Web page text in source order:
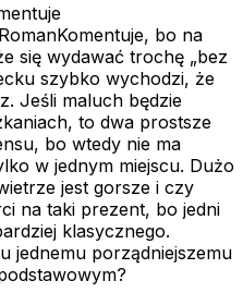
bo na
się wydawać trochę „bez
szybko wychodzi, że
Jeśli maluch będzie
to dwa prostsze
bo wtedy nie ma
w jednym miejscu. Dużo
jest gorsze i czy
na taki prezent, bo jedni
klasycznego.
jednemu porządniejszemu